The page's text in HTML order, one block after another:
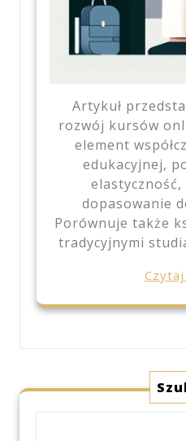
Artykuł
rozwój kursów
element
edukacyjnej,
dopasowanie
Porównuje także
tradycyjnymi